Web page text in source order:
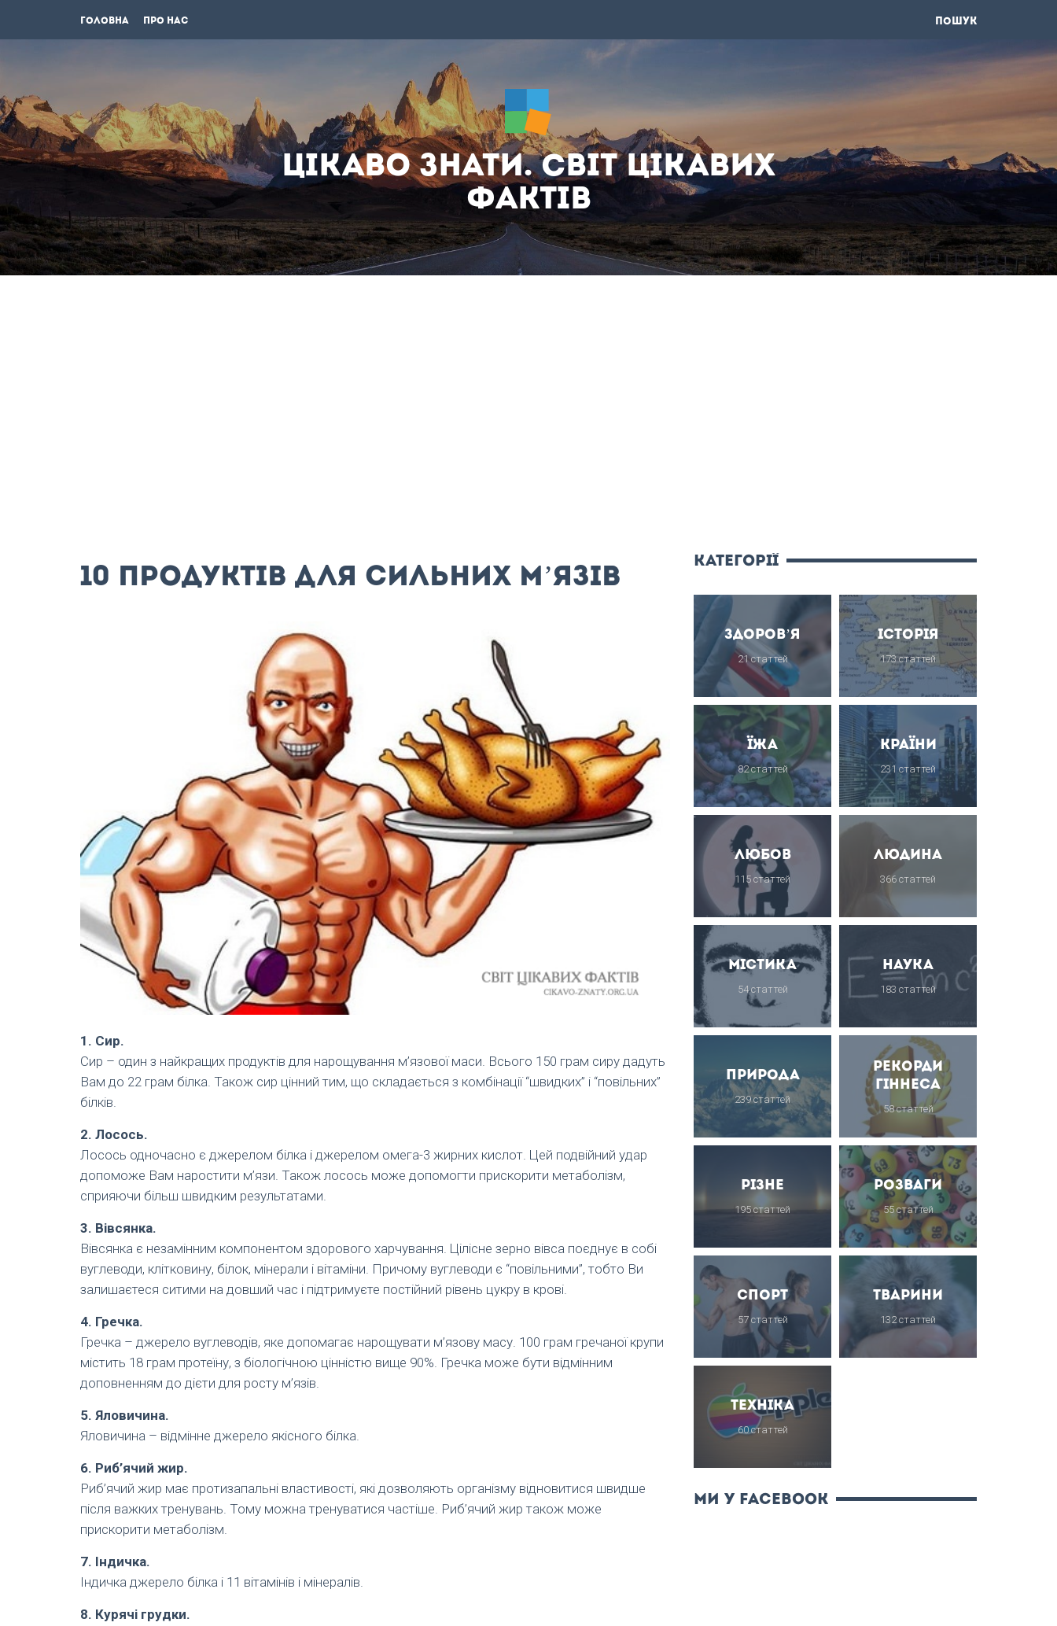
Головна Про нас ПОШУК
Цікаво знати. Світ цікавих
фактів
10 продуктів для сильних м’язів
1. Сир.
Сир – один з найкращих продуктів для нарощування м’язової маси. Всього 150 грам сиру дадуть
Вам до 22 грам білка. Також сир цінний тим, що складається з комбінації “швидких” і “повільних”
білків.
2. Лосось.
Лосось одночасно є джерелом білка і джерелом омега-3 жирних кислот. Цей подвійний удар
допоможе Вам наростити м’язи. Також лосось може допомогти прискорити метаболізм,
сприяючи більш швидким результатами.
3. Вівсянка.
Вівсянка є незамінним компонентом здорового харчування. Цілісне зерно вівса поєднує в собі
вуглеводи, клітковину, білок, мінерали і вітаміни. Причому вуглеводи є “повільними”, тобто Ви
залишаєтеся ситими на довший час і підтримуєте постійний рівень цукру в крові.
4. Гречка.
Гречка – джерело вуглеводів, яке допомагає нарощувати м’язову масу. 100 грам гречаної крупи
містить 18 грам протеїну, з біологічною цінністю вище 90%. Гречка може бути відмінним
доповненням до дієти для росту м’язів.
5. Яловичина.
Яловичина – відмінне джерело якісного білка.
6. Риб’ячий жир.
Риб’ячий жир має протизапальні властивості, які дозволяють організму відновитися швидше
після важких тренувань. Тому можна тренуватися частіше. Риб’ячий жир також може
прискорити метаболізм.
7. Індичка.
Індичка джерело білка і 11 вітамінів і мінералів.
8. Курячі грудки.
категорії
Здоров’я
21 статтей
Історія
173 статтей
Їжа
82 статтей
Країни
231 статтей
Любов
115 статтей
Людина
366 статтей
Містика
54 статтей
Наука
183 статтей
Природа
239 статтей
Рекорди
Гіннеса
58 статтей
Різне
195 статтей
Розваги
55 статтей
Спорт
57 статтей
Тварини
132 статтей
Техніка
60 статтей
ми у Facebook